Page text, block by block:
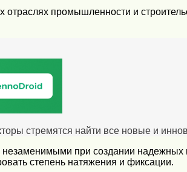
промышленности и
стремятся найти все новые и
при создании
степень натяжения и фиксации.